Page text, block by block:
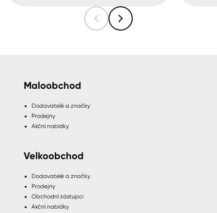
Maloobchod
Dodavatelé a značky
Prodejny
Akční nabídky
Velkoobchod
Dodavatelé a značky
Prodejny
Obchodní zástupci
Akční nabídky